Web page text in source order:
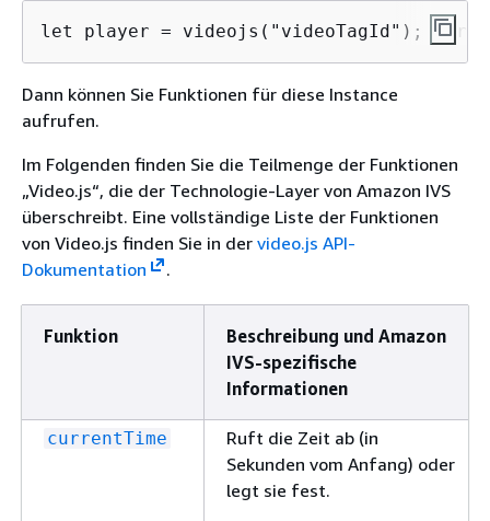
let player = videojs("videoTagId"); //
Dann können Sie Funktionen für diese Instance
aufrufen.
Im Folgenden finden Sie die Teilmenge der Funktionen
„Video.js“, die der Technologie-Layer von Amazon IVS
überschreibt. Eine vollständige Liste der Funktionen
von Video.js finden Sie in der video.js API-
Dokumentation
.
Funktion
Beschreibung und Amazon
IVS-spezifische
Informationen
currentTime
Ruft die Zeit ab (in
Sekunden vom Anfang) oder
legt sie fest.